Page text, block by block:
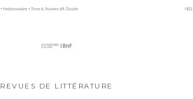
REVUES DE LITTÉRATURE